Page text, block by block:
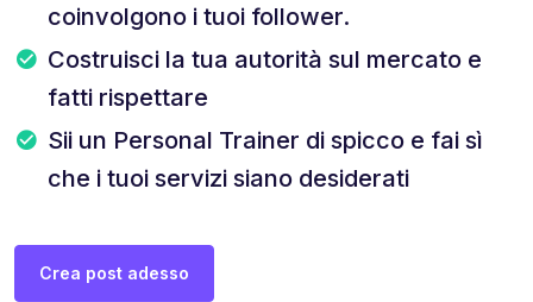
coinvolgono i tuoi follower.
Costruisci la tua autorità sul mercato e
fatti rispettare
Sii un Personal Trainer di spicco e fai sì
che i tuoi servizi siano desiderati
Crea post adesso